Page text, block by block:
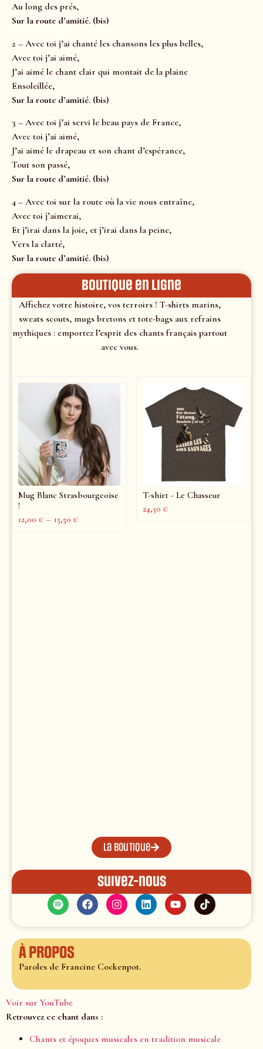
Au long des prés,
Sur la route d’amitié. (bis)
2 – Avec toi j’ai chanté les chansons les plus belles,
Avec toi j’ai aimé,
J’ai aimé le chant clair qui montait de la plaine
Ensoleillée,
Sur la route d’amitié. (bis)
3 – Avec toi j’ai servi le beau pays de France,
Avec toi j’ai aimé,
J’ai aimé le drapeau et son chant d’espérance,
Tout son passé,
Sur la route d’amitié. (bis)
4 – Avec toi sur la route où la vie nous entraîne,
Avec toi j’aimerai,
Et j’irai dans la joie, et j’irai dans la peine,
Vers la clarté,
Sur la route d’amitié. (bis)
Boutique en ligne
Affichez votre histoire, vos terroirs ! T-shirts marins,
sweats scouts, mugs bretons et tote-bags aux refrains
mythiques : emportez l’esprit des chants français partout
avec vous.
Mug Blanc Strasbourgeoise
!
12,00 € – 15,50 €
T-shirt - Le Chasseur
24,50 €
La boutique
Suivez-nous
À propos
Paroles de Francine Cockenpot.
Voir sur YouTube
Retrouvez ce chant dans :
Chants et époques musicales en tradition musicale